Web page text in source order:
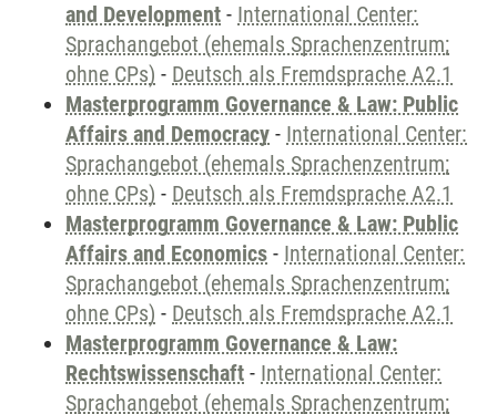
and Development - International Center:
Sprachangebot (ehemals Sprachenzentrum;
ohne CPs) - Deutsch als Fremdsprache A2.1
Masterprogramm Governance & Law: Public
Affairs and Democracy - International Center:
Sprachangebot (ehemals Sprachenzentrum;
ohne CPs) - Deutsch als Fremdsprache A2.1
Masterprogramm Governance & Law: Public
Affairs and Economics - International Center:
Sprachangebot (ehemals Sprachenzentrum;
ohne CPs) - Deutsch als Fremdsprache A2.1
Masterprogramm Governance & Law:
Rechtswissenschaft - International Center:
Sprachangebot (ehemals Sprachenzentrum;